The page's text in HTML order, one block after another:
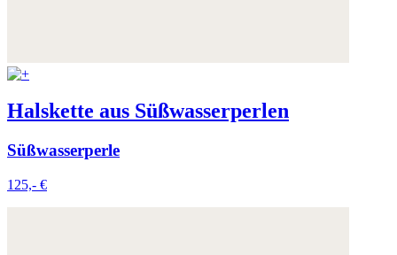
Halskette aus Süßwasserperlen
Süßwasserperle
125,- €